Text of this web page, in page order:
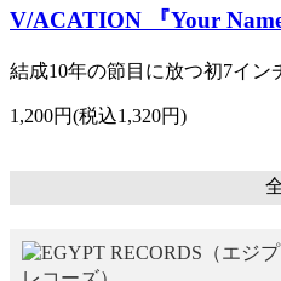
V/ACATION 『Your
結成10年の節目に放つ初7イン
1,200円(税込1,320円)